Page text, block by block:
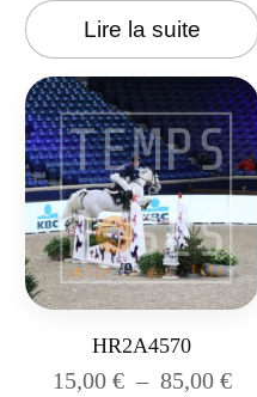
Lire la suite
HR2A4570
15,00 € – 85,00 €